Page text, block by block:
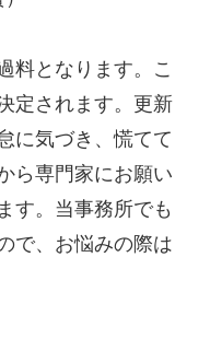
料となります。こ
定されます。更新
に気づき、慌てて
ら専門家にお願い
す。当事務所でも
で、お悩みの際は